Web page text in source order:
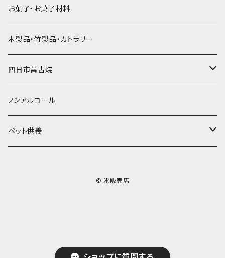
無添加瓶シロップ
プラスチック・スプーンストロー
かき氷セット
その他かき氷用品
ドライアイス10ｋｇ
ドライアイス15ｋｇ
ドライアイス20ｋｇ
ドライアイス25ｋｇ
かき氷器
惣菜
お菓子・お菓子材料
木製品・竹製品・カトラリー
四日市萬古焼
土鍋・土釜
一般土鍋
皿・椀・丼・小物
ノンアルコール
ペット供養
葬祭用ドライアイス
© 氷販売店